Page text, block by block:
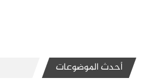
أحدث الموضوعات